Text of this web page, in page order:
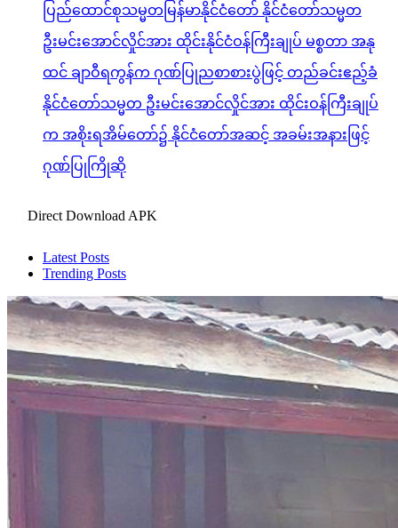
ပြည်ထောင်စုသမ္မတမြန်မာနိုင်ငံတော် နိုင်ငံတော်သမ္မတ
ဦးမင်းအောင်လှိုင်အား ထိုင်းနိုင်ငံဝန်ကြီးချုပ် မစ္စတာ အနု
ထင် ချာဝီရကွန်က ဂုဏ်ပြုညစာစားပွဲဖြင့် တည်ခင်းဧည့်ခံ
နိုင်ငံတော်သမ္မတ ဦးမင်းအောင်လှိုင်အား ထိုင်းဝန်ကြီးချုပ်
က အစိုးရအိမ်တော်၌ နိုင်ငံတော်အဆင့် အခမ်းအနားဖြင့်
ဂုဏ်ပြုကြိုဆို
Direct Download APK
Latest Posts
Trending Posts